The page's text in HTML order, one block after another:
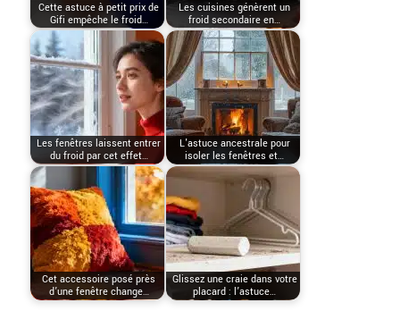
Cette astuce à petit prix de
Gifi empêche le froid…
Les cuisines génèrent un
froid secondaire en…
Les fenêtres laissent entrer
du froid par cet effet…
L'astuce ancestrale pour
isoler les fenêtres et…
Cet accessoire posé près
d’une fenêtre change…
Glissez une craie dans votre
placard : l’astuce…